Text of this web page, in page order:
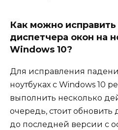
Как можно
диспетчера окон на
Windows 10?
Для исправления
ноутбуках с Windows 10
выполнить несколько
очередь, стоит
до последней версии с